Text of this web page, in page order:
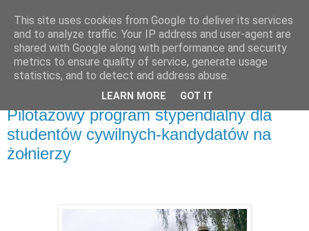
środa, 31 sierpnia 2022
Pilotażowy program stypendialny dla
studentów cywilnych-kandydatów na
żołnierzy
This site uses cookies from Google to deliver its services
and to analyze traffic. Your IP address and user-agent are
shared with Google along with performance and security
metrics to ensure quality of service, generate usage
statistics, and to detect and address abuse.
LEARN MORE GOT IT